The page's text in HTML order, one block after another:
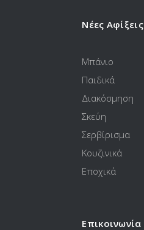
Νέες Αφίξεις
Μπάνιο
Παιδικά
Διακόσμηση
Σκεύη
Σερβίρισμα
Κουζινικά
Εποχικά
Επικοινωνία